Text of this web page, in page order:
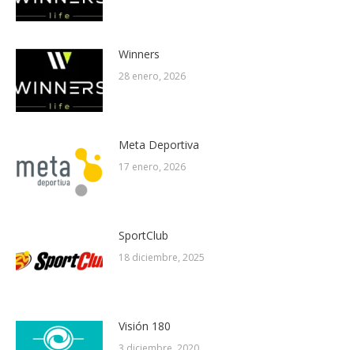
Winners
28 enero, 2026
Meta Deportiva
17 enero, 2026
SportClub
18 diciembre, 2025
Visión 180